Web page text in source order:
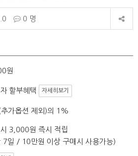
0 명
원
할부혜택 자세히보기
가옵션 제외)의 1%
3,000원 즉시 적립
7일 / 10만원 이상 구매시 사용가능)